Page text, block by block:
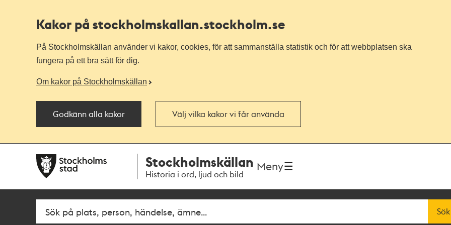
Kakor på stockholmskallan.stockholm.se
På Stockholmskällan använder vi kakor, cookies, för att sammanställa statistik och för att webbplatsen ska
fungera på ett bra sätt för dig.
Om kakor på Stockholmskällan
Godkänn alla kakor Välj vilka kakor vi får använda
navigationen
huvudinnehållet
Stockholmskällan
Historia i ord, ljud och bild
Meny
Fritextsök Sök